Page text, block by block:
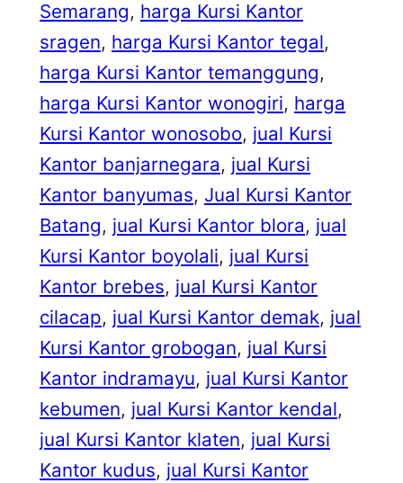
Semarang, harga Kursi Kantor
sragen, harga Kursi Kantor tegal
harga Kursi Kantor temanggung
harga Kursi Kantor wonogiri, harga
Kursi Kantor wonosobo, jual Kursi
Kantor banjarnegara, jual Kursi
Kantor banyumas, Jual Kursi Kantor
Batang, jual Kursi Kantor blora, jual
Kursi Kantor boyolali, jual Kursi
Kantor brebes, jual Kursi Kantor
cilacap, jual Kursi Kantor demak, jual
Kursi Kantor grobogan, jual Kursi
Kantor indramayu, jual Kursi Kantor
kebumen, jual Kursi Kantor kendal
jual Kursi Kantor klaten, jual Kursi
Kantor kudus, jual Kursi Kantor